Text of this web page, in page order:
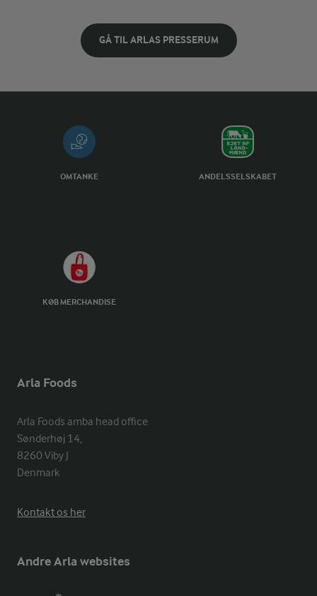
GÅ TIL ARLAS PRESSERUM
OMTANKE ANDELSSELSKABET
KØB MERCHANDISE
Arla Foods
Arla Foods amba head office
Sønderhøj 14,
8260 Viby J
Denmark
Kontakt os her
Andre Arla websites